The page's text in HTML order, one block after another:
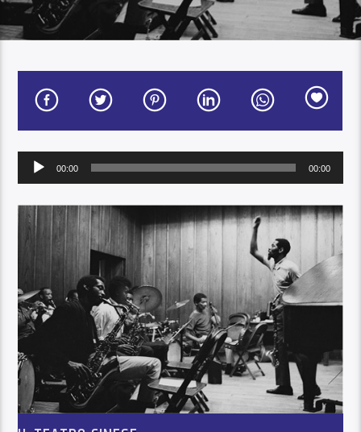
Audio
Player
00:00 00:00